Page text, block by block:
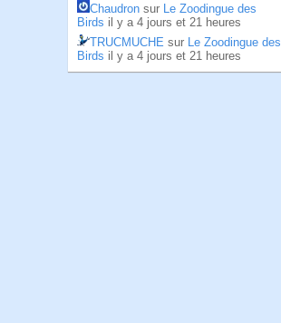
Chaudron sur Le Zoodingue des
Birds il y a 4 jours et 21 heures
TRUCMUCHE sur Le Zoodingue des
Birds il y a 4 jours et 21 heures